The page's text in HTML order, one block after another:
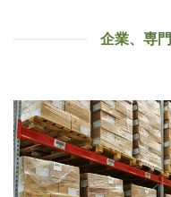
企業、専